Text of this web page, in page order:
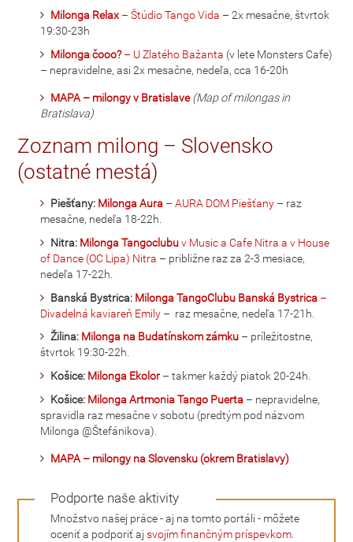
Milonga Relax – Štúdio Tango Vida – 2x mesačne, štvrtok
19:30-23h
Milonga čooo?– U Zlatého Bažanta (v lete Monsters Cafe)
– nepravidelne, asi 2x mesačne, nedeľa, cca 16-20h
MAPA – milongy v Bratislave (Map of milongas in
Bratislava)
Zoznam milong – Slovensko
(ostatné mestá)
Piešťany: Milonga Aura – AURA DOM Piešťany – raz
mesačne, nedeľa 18-22h.
Nitra: Milonga Tangoclubuv Music a Cafe Nitra a v House
of Dance (OC Lipa) Nitra – približne raz za 2-3 mesiace,
nedeľa 17-22h.
Banská Bystrica: Milonga TangoClubu Banská Bystrica –
Divadelná kaviareň Emily – raz mesačne, nedeľa 17-21h.
Žilina: Milonga na Budatínskom zámku – príležitostne,
štvrtok 19:30-22h.
Košice: Milonga Ekolor – takmer každý piatok 20-24h.
Košice: Milonga Artmonia Tango Puerta – nepravidelne,
spravidla raz mesačne v sobotu (predtým pod názvom
Milonga @Štefánikova).
MAPA – milongy na Slovensku (okrem Bratislavy)
Podporte naše aktivity
Množstvo našej práce - aj na tomto portáli - môžete
oceniť a podporiť ajsvojím finančným príspevkom.